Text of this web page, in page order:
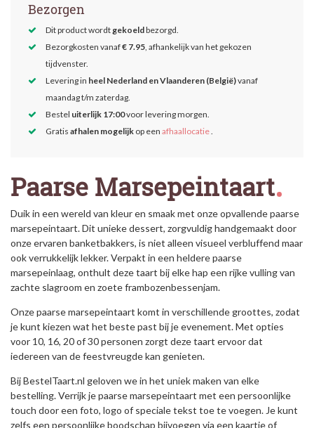
Bezorgen
Dit product wordtgekoeldbezorgd.
Bezorgkosten vanaf€ 7.95, afhankelijk van het gekozen
tijdvenster.
Levering in heel Nederland en Vlaanderen (België)vanaf
maandag t/m zaterdag.
Bestel uiterlijk 17:00voor levering morgen.
Gratis afhalen mogelijk op een afhaallocatie.
Paarse Marsepeintaart
Duik in een wereld van kleur en smaak met onze opvallende paarse
marsepeintaart. Dit unieke dessert, zorgvuldig handgemaakt door
onze ervaren banketbakkers, is niet alleen visueel verbluffend maar
ook verrukkelijk lekker. Verpakt in een heldere paarse
marsepeinlaag, onthult deze taart bij elke hap een rijke vulling van
zachte slagroom en zoete frambozenbessenjam.
Onze paarse marsepeintaart komt in verschillende groottes, zodat
je kunt kiezen wat het beste past bij je evenement. Met opties
voor 10, 16, 20 of 30 personen zorgt deze taart ervoor dat
iedereen van de feestvreugde kan genieten.
Bij BestelTaart.nl geloven we in het uniek maken van elke
bestelling. Verrijk je paarse marsepeintaart met een persoonlijke
touch door een foto, logo of speciale tekst toe te voegen. Je kunt
zelfs een persoonlijke boodschap bijvoegen via een kaartje of